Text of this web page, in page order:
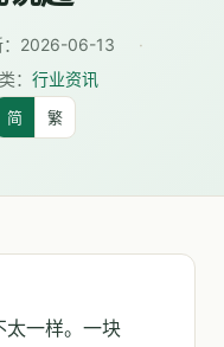
2026-06-13
·
： 行业资讯
简 繁
太一样。一块